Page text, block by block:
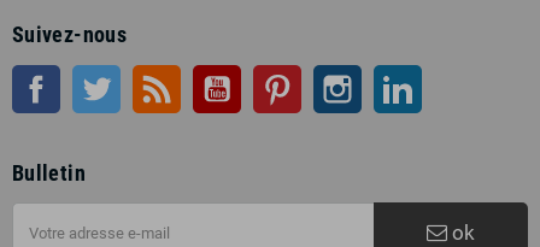
Suivez-nous
Facebook Twitter RSS Youtube Pinterest Instagram
Bulletin
ok